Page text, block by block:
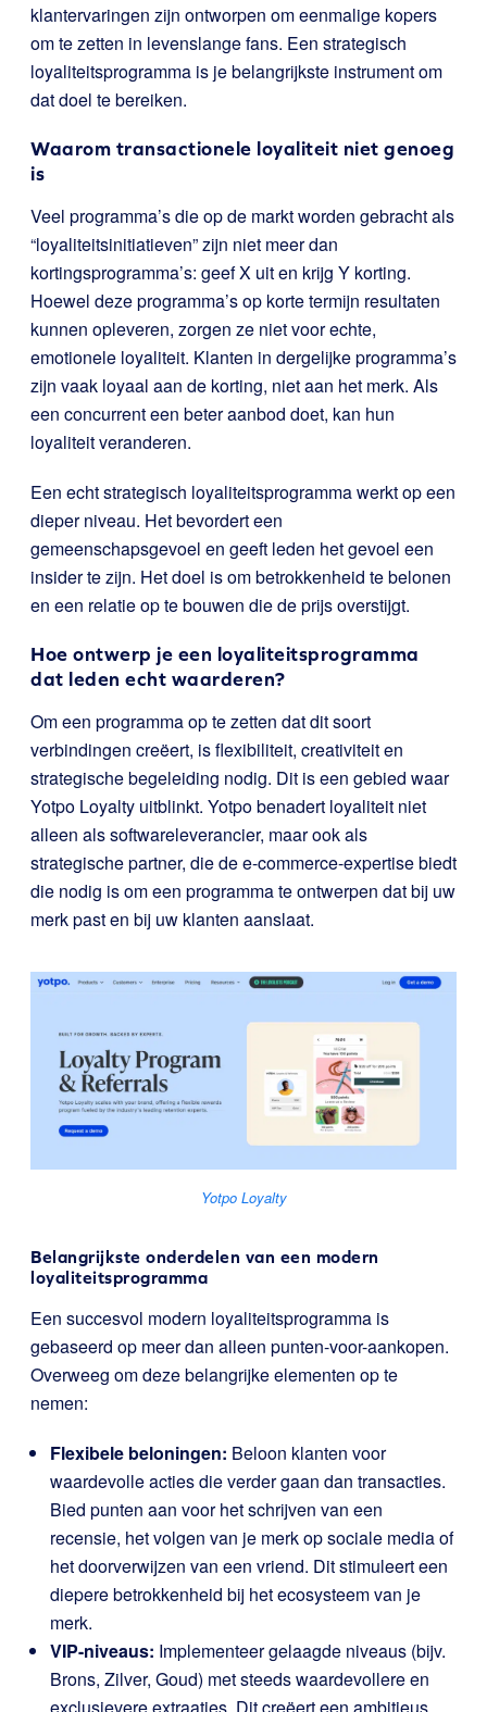
klantervaringen zijn ontworpen om eenmalige kopers
om te zetten in levenslange fans. Een strategisch
loyaliteitsprogramma is je belangrijkste instrument om
dat doel te bereiken.
Waarom transactionele loyaliteit niet genoeg
is
Veel programma’s die op de markt worden gebracht als
“loyaliteitsinitiatieven” zijn niet meer dan
kortingsprogramma’s: geef X uit en krijg Y korting.
Hoewel deze programma’s op korte termijn resultaten
kunnen opleveren, zorgen ze niet voor echte,
emotionele loyaliteit. Klanten in dergelijke programma’s
zijn vaak loyaal aan de korting, niet aan het merk. Als
een concurrent een beter aanbod doet, kan hun
loyaliteit veranderen.
Een echt strategisch loyaliteitsprogramma werkt op een
dieper niveau. Het bevordert een
gemeenschapsgevoel en geeft leden het gevoel een
insider te zijn. Het doel is om betrokkenheid te belonen
en een relatie op te bouwen die de prijs overstijgt.
Hoe ontwerp je een loyaliteitsprogramma
dat leden echt waarderen?
Om een programma op te zetten dat dit soort
verbindingen creëert, is flexibiliteit, creativiteit en
strategische begeleiding nodig. Dit is een gebied waar
Yotpo Loyalty uitblinkt. Yotpo benadert loyaliteit niet
alleen als softwareleverancier, maar ook als
strategische partner, die de e-commerce-expertise biedt
die nodig is om een programma te ontwerpen dat bij uw
merk past en bij uw klanten aanslaat.
Yotpo Loyalty
Belangrijkste onderdelen van een modern
loyaliteitsprogramma
Een succesvol modern loyaliteitsprogramma is
gebaseerd op meer dan alleen punten-voor-aankopen.
Overweeg om deze belangrijke elementen op te
nemen:
Flexibele beloningen: Beloon klanten voor
waardevolle acties die verder gaan dan transacties.
Bied punten aan voor het schrijven van een
recensie, het volgen van je merk op sociale media of
het doorverwijzen van een vriend. Dit stimuleert een
diepere betrokkenheid bij het ecosysteem van je
merk.
VIP-niveaus: Implementeer gelaagde niveaus (bijv.
Brons, Zilver, Goud) met steeds waardevollere en